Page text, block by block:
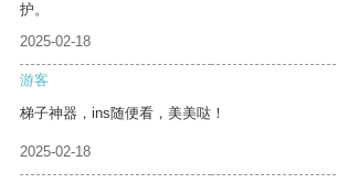
护。
2025-02-18
游客
梯子神器，ins随便看，美美哒！
2025-02-18